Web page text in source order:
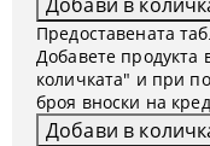
Предоставената
Добавете продукта
количката" и при
броя вноски на